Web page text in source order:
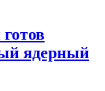
ядерный